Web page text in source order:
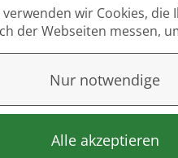
wir Cookies, die
der Webseiten messen,
Besucher besser
Ihrer Person erfolgt
finden Sie in
Nur notwendige
Alle akzeptieren